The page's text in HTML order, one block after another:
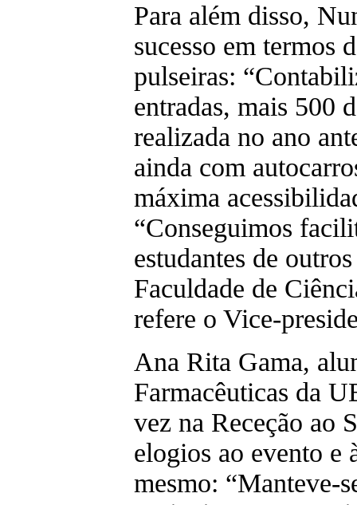
Para além disso,
sucesso em termos
pulseiras:
entradas, mais 500
realizada no ano
ainda com
máxima
“Conseguimos
estudantes de
Faculdade de
refere o Vice-
Ana Rita Gama,
Farmacêuticas da
vez na Receção ao
elogios ao evento e
mesmo: “Manteve-